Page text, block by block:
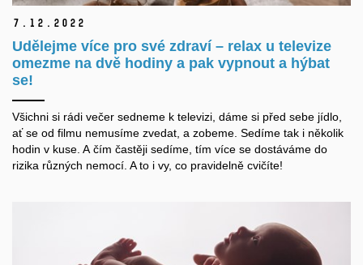
7. 12. 2022
Udělejme více pro své zdraví – relax u televize
omezme na dvě hodiny a pak vypnout a hýbat
se!
Všichni si rádi večer sedneme k televizi, dáme si před sebe jídlo,
ať se od filmu nemusíme zvedat, a zobeme. Sedíme tak i několik
hodin v kuse. A čím častěji sedíme, tím více se dostáváme do
rizika různých nemocí. A to i vy, co pravidelně cvičíte!